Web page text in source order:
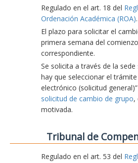
Regulado en el art. 18 del
Ordenación Académica (ROA).
El plazo para solicitar el
primera semana del
correspondiente.
Se solicita a través de la sede
hay que seleccionar el trámite
electrónico (solicitud
solicitud de cambio de grupo,
motivada.
Tribunal de
Regulado en el art. 53 del